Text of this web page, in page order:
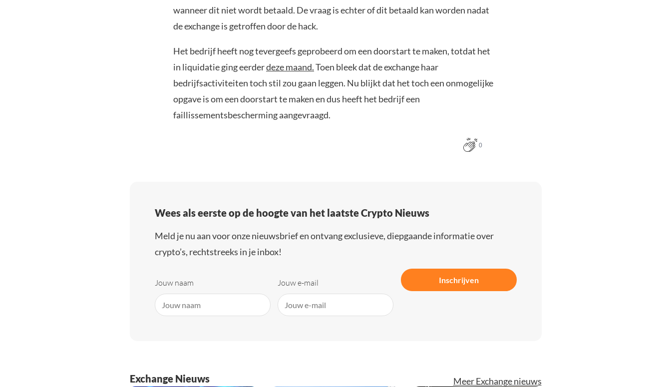
wanneer dit niet wordt betaald. De vraag is echter of dit betaald kan worden nadat
de exchange is getroffen door de hack.
Het bedrijf heeft nog tevergeefs geprobeerd om een doorstart te maken, totdat het
in liquidatie ging eerderdeze maand.Toen bleek dat de exchange haar
bedrijfsactiviteiten toch stil zou gaan leggen. Nu blijkt dat het toch een onmogelijke
opgave is om een doorstart te maken en dus heeft het bedrijf een
faillissementsbescherming aangevraagd.
0
Wees als eerste op de hoogte van het laatste Crypto Nieuws
Meld je nu aan voor onze nieuwsbrief en ontvang exclusieve, diepgaande informatie over
crypto’s, rechtstreeks in je inbox!
Jouw naam Jouw e-mail Inschrijven
Exchange Nieuws Meer Exchange nieuws